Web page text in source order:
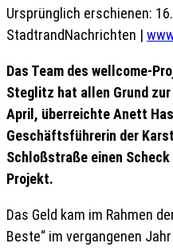
Ursprünglich erschienen:
StadtrandNachrichten |
Das Team des wellcome-
Steglitz hat allen Grund
April, überreichte Anett
Geschäftsführerin der
Schloßstraße einen Scheck
Projekt.
Das Geld kam im Rahmen
Beste“ im vergangenen